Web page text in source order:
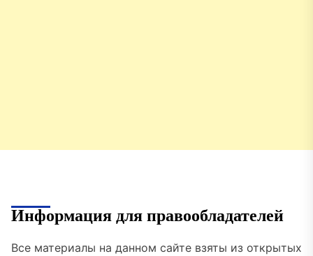
Информация для правообладателей
Все материалы на данном сайте взяты из открытых